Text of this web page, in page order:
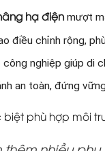
hạ điện mượt
điều chỉnh rộng,
công nghiệp giúp di
an toàn, đứng
biệt phù hợp môi